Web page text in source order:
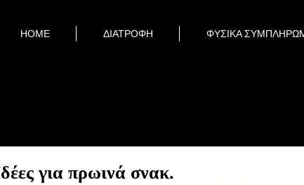
για πρωινά σνακ.
HOME ΔΙΑΤΡΟΦΗ ΦΥΣΙΚΑ